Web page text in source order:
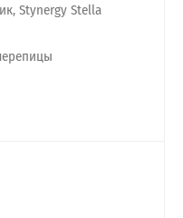
Stynergy Stella